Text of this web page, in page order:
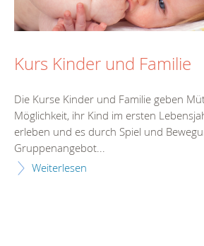
Kurs Kinder und Familie
Die Kurse Kinder und Familie geben
Möglichkeit, ihr Kind im ersten
erleben und es durch Spiel und
Gruppenangebot...
Weiterlesen